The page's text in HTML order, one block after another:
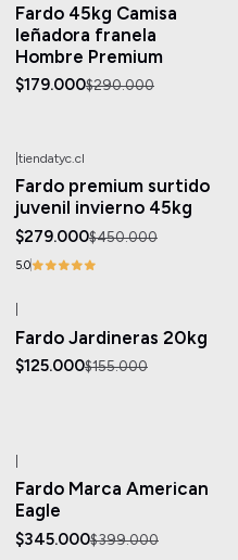
Fardo 45kg Camisa
leñadora franela
Hombre Premium
$179.000$290.000
tiendatyc.cl
Fardo premium surtido
juvenil invierno 45kg
$279.000$450.000
5.0
Fardo Jardineras 20kg
$125.000$155.000
Fardo Marca American
Eagle
$345.000$399.000